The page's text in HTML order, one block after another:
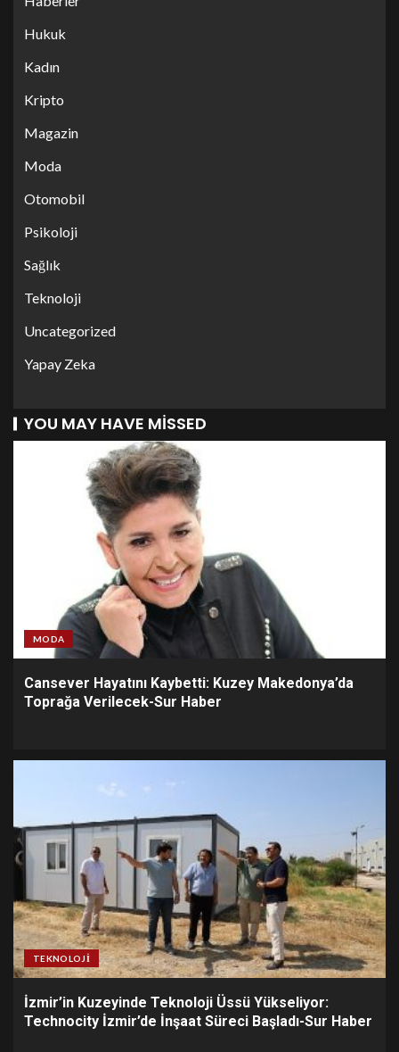
Hukuk
Kadın
Kripto
Magazin
Moda
Otomobil
Psikoloji
Sağlık
Teknoloji
Uncategorized
Yapay Zeka
YOU MAY HAVE MISSED
MODA
Cansever Hayatını Kaybetti: Kuzey Makedonya’da
Toprağa Verilecek-Sur Haber
TEKNOLOJI
İzmir’in Kuzeyinde Teknoloji Üssü Yükseliyor:
Technocity İzmir’de İnşaat Süreci Başladı-Sur Haber